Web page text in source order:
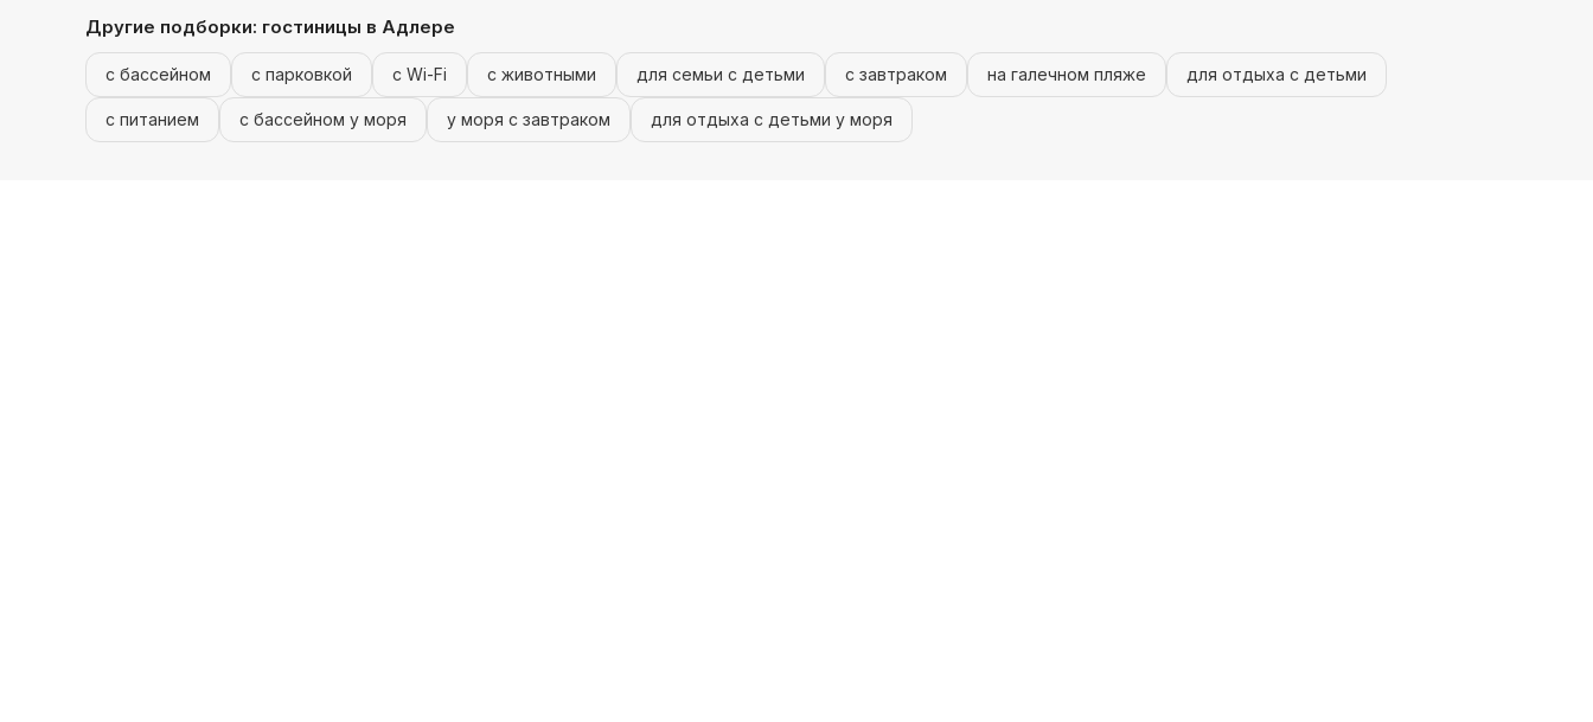
Другие подборки: гостиницы в Адлере
с бассейном с парковкой с Wi-Fi с животными для семьи с детьми с завтраком на галечном пляже для отдыха с детьми
с питанием с бассейном у моря у моря с завтраком для отдыха с детьми у моря